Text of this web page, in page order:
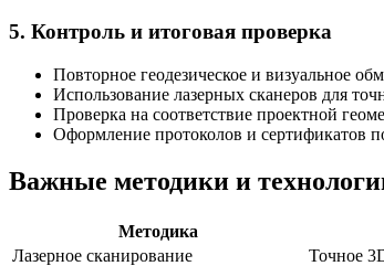
5. Контроль и итоговая проверка
Повторное геодезическое и визуальное
Использование лазерных сканеров для
Проверка на соответствие проектной
Оформление протоколов и сертификатов
Важные методики и
Методика
Лазерное сканирование
Точное